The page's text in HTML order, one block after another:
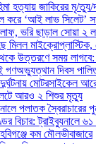
হত্যায় জাকিরের মৃ/
করে ‘আই লাভ সিলেট’
ভরি ছাড়াল সোয়া ২
মিলল মাইক্রোপ্লাস্টিক,
উত্তরণে সময় লাগবে:
গণঅভ্যুত্থান দিবস
মোটরসাইকেল
আরও ২ শিশুর মৃত্যু
পলাতক স্বৈরাচারের
বিচার: ট্রাইব্যুনালে
কম মৌলভীবাজারে